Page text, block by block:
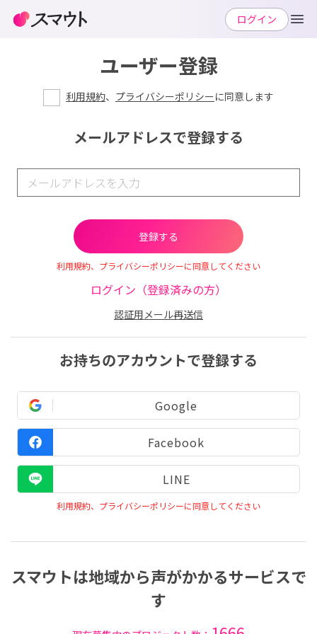
ユーザー登録
利用規約、 プライバシーポリシーに同意します
メールアドレスで登録する
利用規約、プライバシーポリシーに同意してください
ログイン（登録済みの方）
認証用メール再送信
お持ちのアカウントで登録する
Google
Facebook
LINE
利用規約、プライバシーポリシーに同意してください
スマウトは地域から声がかかるサービスで
す
ログイン